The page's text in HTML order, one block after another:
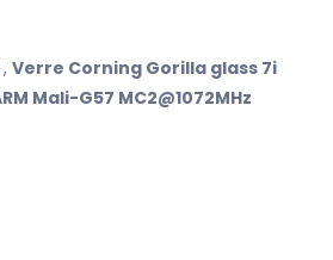
, Verre Corning Gorilla glass 7i
Mali-G57 MC2@1072MHz